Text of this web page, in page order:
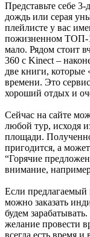
Представьте себе
дождь или серая
плейлисте у вас
пожизненном ТОП-
мало. Рядом стоит
360 с Kinect –
две книги, которые
времени. Это
хороший отдых и
Сейчас на сайте
любой тур, исходя
площади.
пригодится, а
“Горячие
внимание,
Если предлагаемый
можно заказать
будем
желание провести
всегда есть время